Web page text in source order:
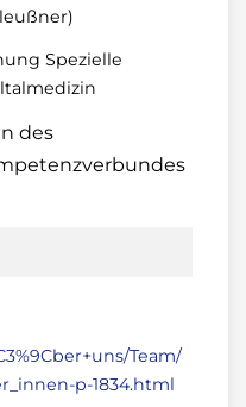
Spezielle
des
Team/
p-1834.html